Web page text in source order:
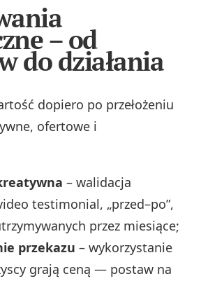
– od
do działania
dopiero po przełożeniu
ofertowe i
– walidacja
testimonial, „przed–po”,
przez miesiące;
przekazu – wykorzystanie
grają ceną — postaw na